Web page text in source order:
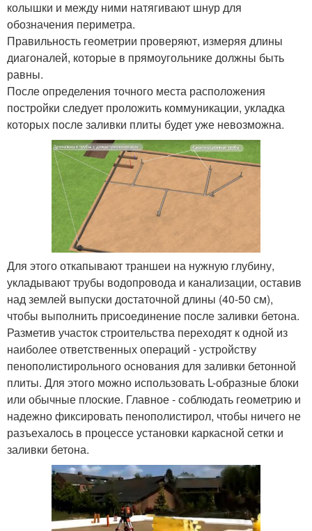
колышки и между ними натягивают шнур для
обозначения периметра.
Правильность геометрии проверяют, измеряя длины
диагоналей, которые в прямоугольнике должны быть
равны.
После определения точного места расположения
постройки следует проложить коммуникации, укладка
которых после заливки плиты будет уже невозможна.
Для этого откапывают траншеи на нужную глубину,
укладывают трубы водопровода и канализации, оставив
над землей выпуски достаточной длины (40-50 см),
чтобы выполнить присоединение после заливки бетона.
Разметив участок строительства переходят к одной из
наиболее ответственных операций - устройству
пенополистирольного основания для заливки бетонной
плиты. Для этого можно использовать L-образные блоки
или обычные плоские. Главное - соблюдать геометрию и
надежно фиксировать пенополистирол, чтобы ничего не
разъехалось в процессе установки каркасной сетки и
заливки бетона.